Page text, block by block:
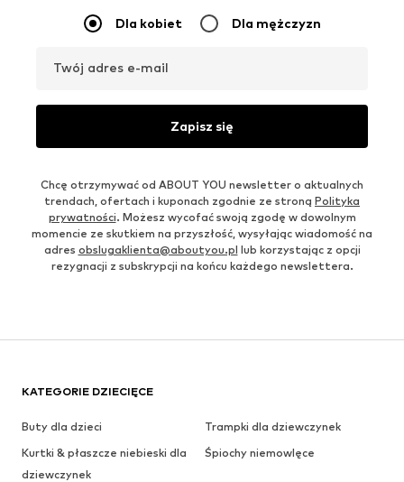
Dla kobiet Dla mężczyzn
Twój adres e-mail
Zapisz się
Chcę otrzymywać od ABOUT YOU newsletter o aktualnych
trendach, ofertach i kuponach zgodnie ze stroną Polityka
prywatności. Możesz wycofać swoją zgodę w dowolnym
momencie ze skutkiem na przyszłość, wysyłając wiadomość na
adres obslugaklienta@aboutyou.pl lub korzystając z opcji
rezygnacji z subskrypcji na końcu każdego newslettera.
KATEGORIE DZIECIĘCE
Buty dla dzieci
Trampki dla dziewczynek
Kurtki & płaszcze niebieski dla
dziewczynek
Śpiochy niemowlęce